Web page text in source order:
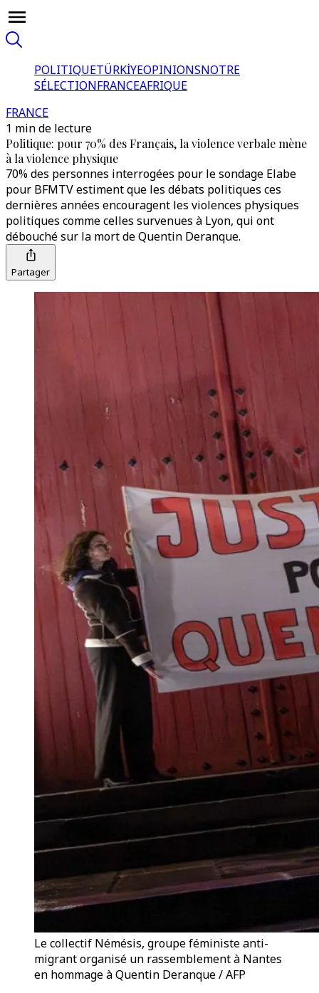
POLITIQUETÜRKİYEOPINIONSNOTRE
SÉLECTIONFRANCEAFRIQUE
FRANCE
1 min de lecture
Politique: pour 70% des Français, la violence verbale mène
à la violence physique
70% des personnes interrogées pour le sondage Elabe
pour BFMTV estiment que les débats politiques ces
dernières années encouragent les violences physiques
politiques comme celles survenues à Lyon, qui ont
débouché sur la mort de Quentin Deranque.
Partager
Le collectif Némésis, groupe féministe anti-
migrant organisé un rassemblement à Nantes
en hommage à Quentin Deranque / AFP